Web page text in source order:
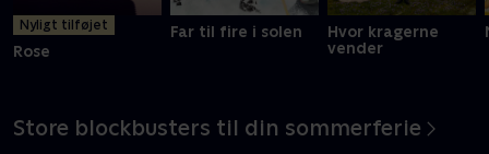
Nyligt tilføjet
Rose
Far til fire i solen
Hvor kragerne
vender
Store blockbusters til din sommerferie